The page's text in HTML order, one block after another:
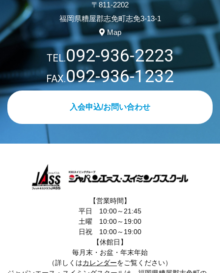
〒811-2202
福岡県糟屋郡志免町志免3-13-1
Map
TEL.092-936-2223
FAX.092-936-1232
入会申込/お問い合わせ
【営業時間】
平日 10:00～21:45
土曜 10:00～19:00
日祝 10:00～19:00
【休館日】
毎月末・お盆・年末年始
（詳しくはカレンダーをご覧ください）